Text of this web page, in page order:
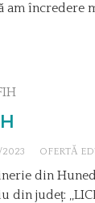
am încredere
2023 OFERTĂ
din
județ: